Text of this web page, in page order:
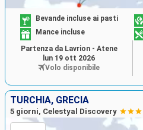
Bevande incluse ai pasti
Mance incluse
Partenza da Lavrion - Atene
lun 19 ott 2026
Volo disponibile
TURCHIA, GRECIA
5 giorni, Celestyal Discovery